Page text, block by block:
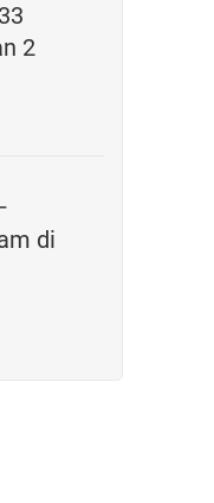
2
di